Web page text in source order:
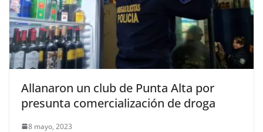
Allanaron un club de Punta Alta por
presunta comercialización de droga
8 mayo, 2023